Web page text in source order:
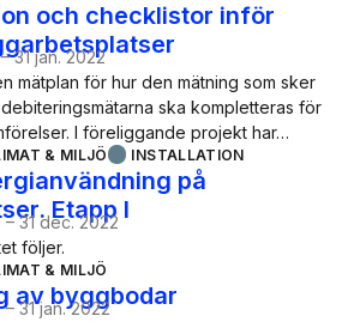
och checklistor inför
– 31 jan. 2022
mätplan för hur den mätning som sker
ska kompletteras för
I föreliggande projekt har…
& MILJÖ INSTALLATION
på
Etapp I
– 31 dec. 2022
följer.
& MILJÖ
av byggbodar
– 31 jan. 2022